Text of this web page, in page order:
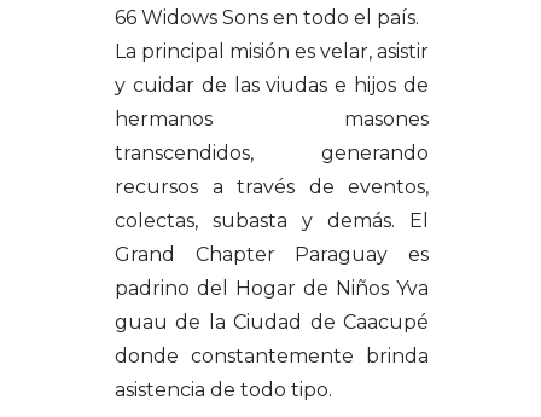
66 Widows Sons en todo el país.
La principal misión es velar, asistir
y cuidar de las viudas e hijos de
hermanos masones
transcendidos, generando
recursos a través de eventos,
colectas, subasta y demás. El
Grand Chapter Paraguay es
padrino del Hogar de Niños Yva
guau de la Ciudad de Caacupé
donde constantemente brinda
asistencia de todo tipo.